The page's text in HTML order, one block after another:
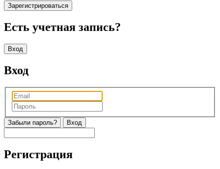
Зарегистрироваться
Есть учетная запись?
Вход
Вход
Забыли пароль?
Регистрация